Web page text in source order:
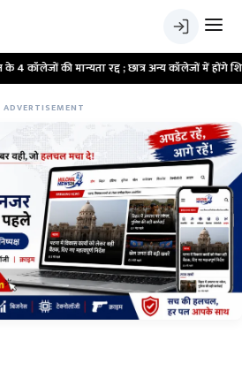
की मान्यता रद्द ; छात्र अन्य कॉलेजों में होंगे शिफ्ट
ADVERTISEMENT